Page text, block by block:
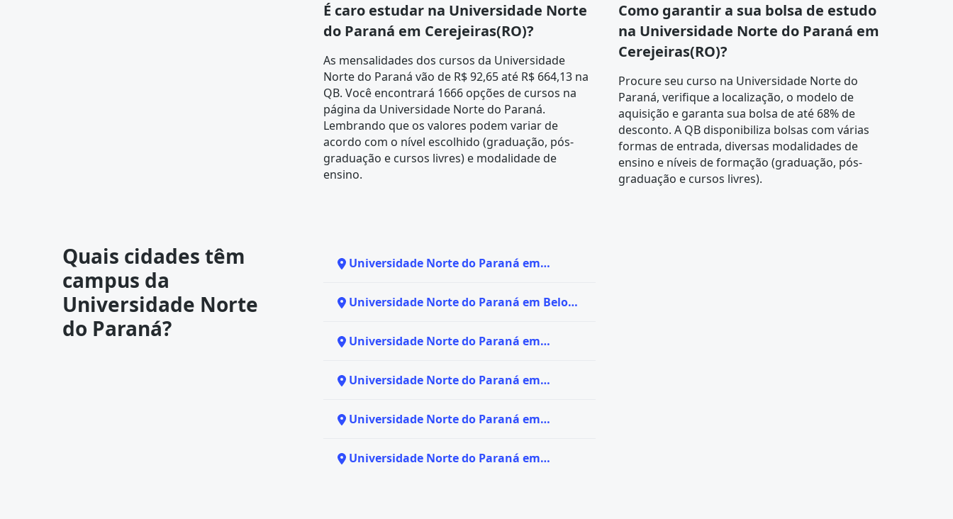
É caro estudar na Universidade Norte
do Paraná em Cerejeiras(RO)?
As mensalidades dos cursos da Universidade
Norte do Paraná vão de R$ 92,65 até R$ 664,13 na
QB. Você encontrará 1666 opções de cursos na
página da Universidade Norte do Paraná.
Lembrando que os valores podem variar de
acordo com o nível escolhido (graduação, pós-
graduação e cursos livres) e modalidade de
ensino.
Como garantir a sua bolsa de estudo
na Universidade Norte do Paraná em
Cerejeiras(RO)?
Procure seu curso na Universidade Norte do
Paraná, verifique a localização, o modelo de
aquisição e garanta sua bolsa de até 68% de
desconto. A QB disponibiliza bolsas com várias
formas de entrada, diversas modalidades de
ensino e níveis de formação (graduação, pós-
graduação e cursos livres).
Quais cidades têm
campus da
Universidade Norte
do Paraná?
Universidade Norte do Paraná em
Universidade Norte do Paraná em Belo
Universidade Norte do Paraná em
Universidade Norte do Paraná em
Universidade Norte do Paraná em
Universidade Norte do Paraná em